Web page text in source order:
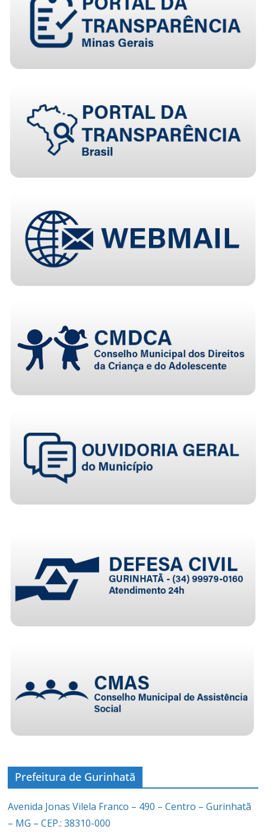
Prefeitura de Gurinhatã
Avenida Jonas Vilela Franco – 490 – Centro – Gurinhatã
– MG – CEP.: 38310-000